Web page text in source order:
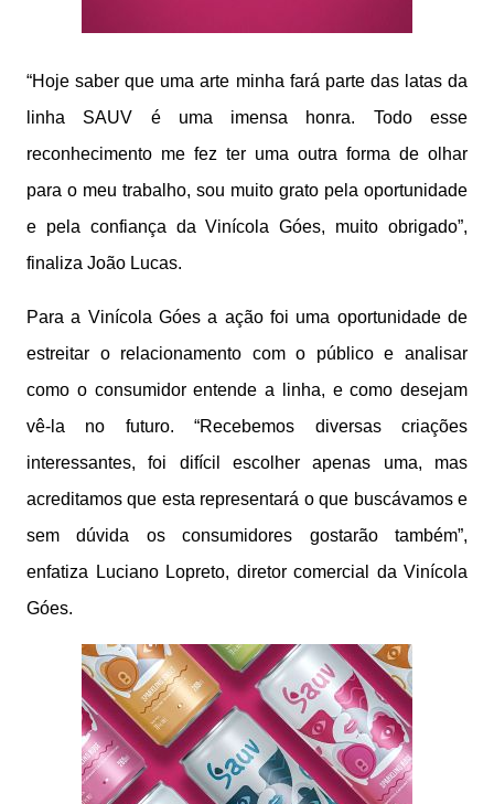
“Hoje saber que uma arte minha fará parte das latas da
linha SAUV é uma imensa honra. Todo esse
reconhecimento me fez ter uma outra forma de olhar
para o meu trabalho, sou muito grato pela oportunidade
e pela confiança da Vinícola Góes, muito obrigado”,
finaliza João Lucas.
Para a Vinícola Góes a ação foi uma oportunidade de
estreitar o relacionamento com o público e analisar
como o consumidor entende a linha, e como desejam
vê-la no futuro. “Recebemos diversas criações
interessantes, foi difícil escolher apenas uma, mas
acreditamos que esta representará o que buscávamos e
sem dúvida os consumidores gostarão também”,
enfatiza Luciano Lopreto, diretor comercial da Vinícola
Góes.